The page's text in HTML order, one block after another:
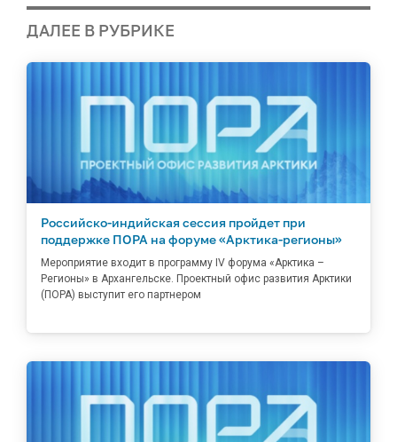
ДАЛЕЕ В РУБРИКЕ
Российско-индийская сессия пройдет при
поддержке ПОРА на форуме «Арктика-регионы»
Мероприятие входит в программу IV форума «Арктика –
Регионы» в Архангельске. Проектный офис развития Арктики
(ПОРА) выступит его партнером